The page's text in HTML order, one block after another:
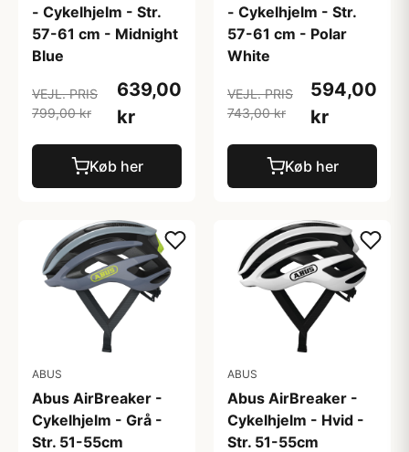
- Cykelhjelm - Str.
57-61 cm - Midnight
Blue
VEJL. PRIS
799,00 kr
639,00
kr
Køb her
- Cykelhjelm - Str.
57-61 cm - Polar
White
VEJL. PRIS
743,00 kr
594,00
kr
Køb her
ABUS
Abus AirBreaker -
Cykelhjelm - Grå -
Str. 51-55cm
ABUS
Abus AirBreaker -
Cykelhjelm - Hvid -
Str. 51-55cm